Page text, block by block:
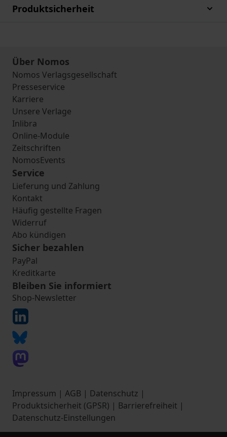
Produktsicherheit
Über Nomos
Nomos Verlagsgesellschaft
Presseservice
Karriere
Unsere Verlage
Inlibra
Online-Module
Zeitschriften
NomosEvents
Service
Lieferung und Zahlung
Kontakt
Häufig gestellte Fragen
Widerruf
Abo kündigen
Sicher bezahlen
PayPal
Kreditkarte
Bleiben Sie informiert
Shop-Newsletter
Impressum | AGB | Datenschutz |
Produktsicherheit (GPSR) | Barrierefreiheit |
Datenschutz-Einstellungen